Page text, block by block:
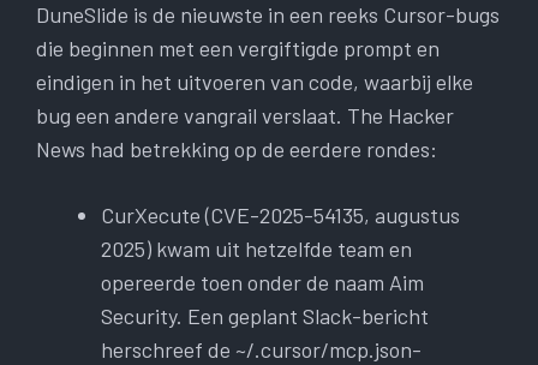
DuneSlide is de nieuwste in een reeks Cursor-bugs
die beginnen met een vergiftigde prompt en
eindigen in het uitvoeren van code, waarbij elke
bug een andere vangrail verslaat. The Hacker
News had betrekking op de eerdere rondes:
CurXecute (CVE-2025-54135, augustus
2025) kwam uit hetzelfde team en
opereerde toen onder de naam Aim
Security. Een geplant Slack-bericht
herschreef de ~/.cursor/mcp.json-